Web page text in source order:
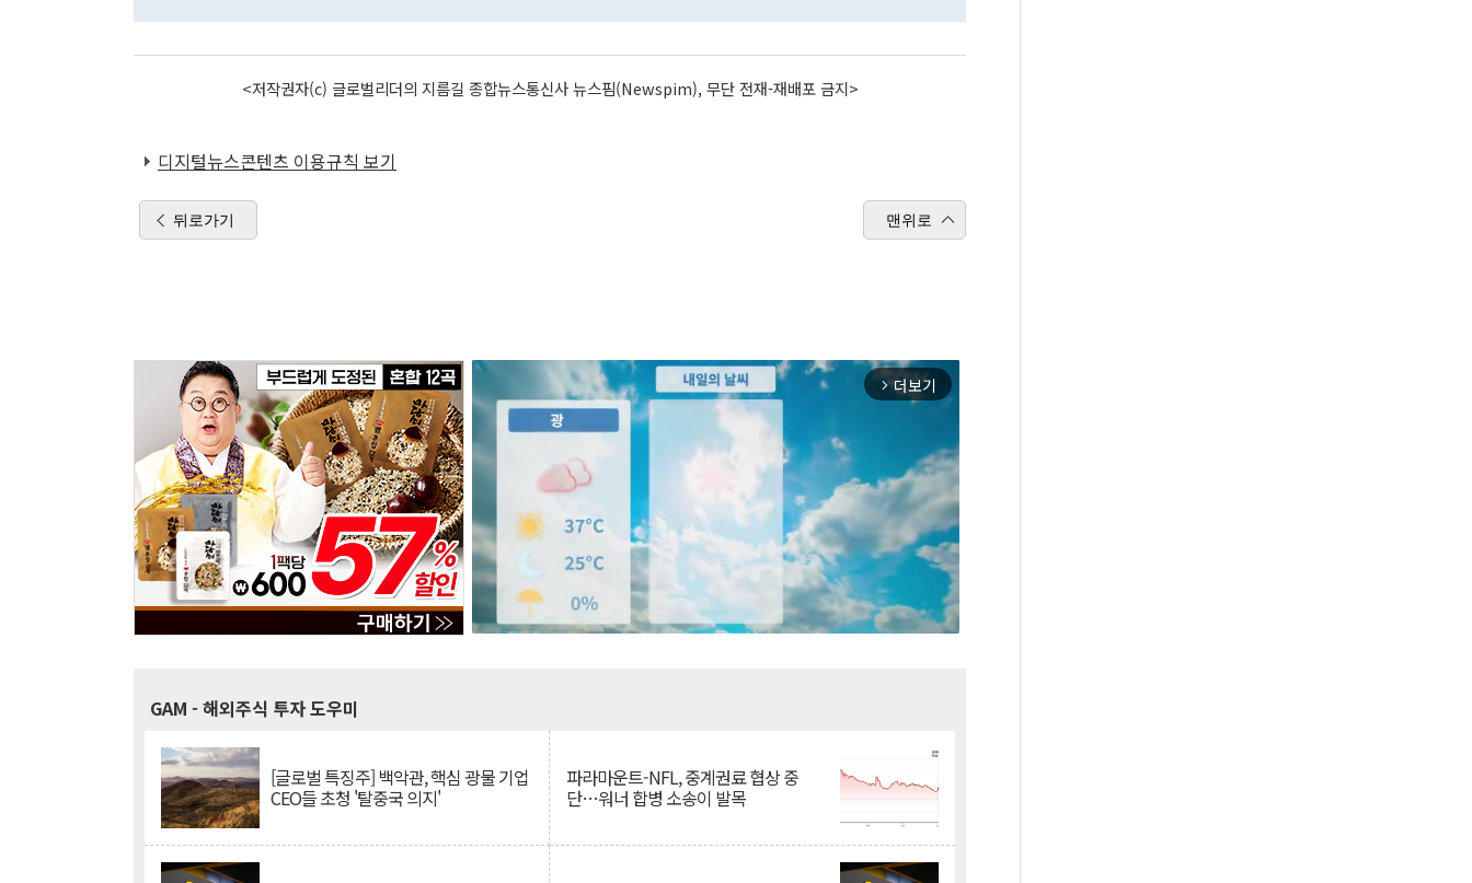
<저작권자(c) 글로벌리더의 지름길 종합뉴스통신사 뉴스핌(Newspim), 무단 전재-재배포 금지>
디지털뉴스콘텐츠 이용규칙 보기
뒤로가기 맨위로
arrow_forward_ios 더보기
GAM - 해외주식 투자 도우미
[글로벌 특징주] 백악관, 핵심 광물 기업
CEO들 초청 '탈중국 의지'
파라마운트-NFL, 중계권료 협상 중
단…워너 합병 소송이 발목